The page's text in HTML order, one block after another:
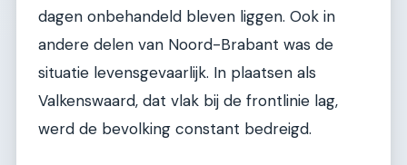
dagen onbehandeld bleven liggen. Ook in
andere delen van Noord-Brabant was de
situatie levensgevaarlijk. In plaatsen als
Valkenswaard, dat vlak bij de frontlinie lag,
werd de bevolking constant bedreigd.